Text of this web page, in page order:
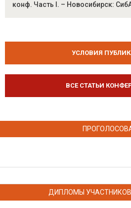
конф. Часть I. – Новосибирск:
УСЛОВИЯ
ВСЕ СТАТЬИ
ДИПЛОМЫ УЧАСТНИКОВ